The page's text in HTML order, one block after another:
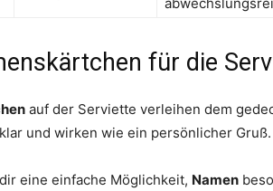
für die
auf der Serviette verleihen dem
und wirken wie ein persönlicher Gruß.
eine einfache Möglichkeit, Namen